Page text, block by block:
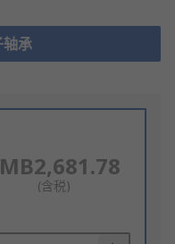
轴承
(含税)